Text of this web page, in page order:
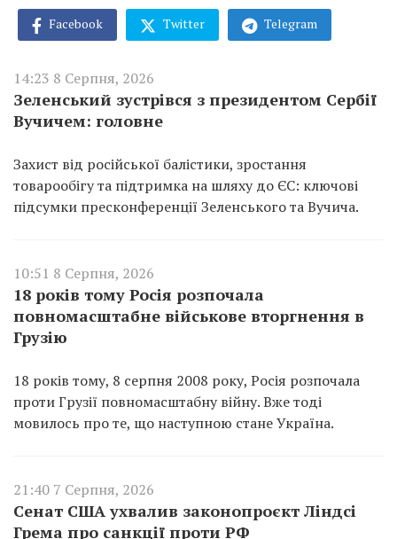
Facebook Twitter Telegram
14:23 8 Серпня, 2026
Зеленський зустрівся з президентом Сербії
Вучичем: головне
Захист від російської балістики, зростання
товарообігу та підтримка на шляху до ЄС: ключові
підсумки пресконференції Зеленського та Вучича.
10:51 8 Серпня, 2026
18 років тому Росія розпочала
повномасштабне військове вторгнення в
Грузію
18 років тому, 8 серпня 2008 року, Росія розпочала
проти Грузії повномасштабну війну. Вже тоді
мовилось про те, що наступною стане Україна.
21:40 7 Серпня, 2026
Сенат США ухвалив законопроєкт Ліндсі
Грема про санкції проти РФ